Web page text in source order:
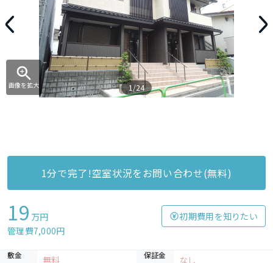
画像を拡大 1/24
1分で完了!空室状況をお問い合わせ(無料)
19 万円
管理費7,000円
初期費用を知りたい
敷金 無料 保証金 なし